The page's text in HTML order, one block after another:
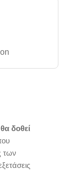
δοθεί
των